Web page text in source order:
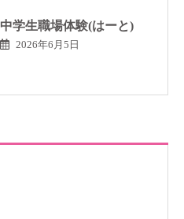
中学生職場体験(はーと)
2026年6月5日